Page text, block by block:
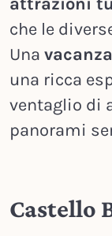
che le
Una
una ricca
ventaglio di
panorami
Castello